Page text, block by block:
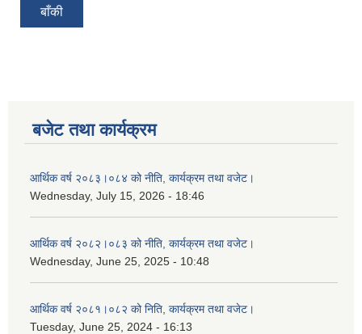
बाँकी
बजेट तथा कार्यक्रम
आर्थिक वर्ष २०८३।०८४ को नीति, कार्यक्रम तथा वजेट।
Wednesday, July 15, 2026 - 18:46
आर्थिक वर्ष २०८२।०८३ को नीति, कार्यक्रम तथा वजेट।
Wednesday, June 25, 2025 - 10:48
आर्थिक वर्ष २०८१।०८२ को निति, कार्यक्रम तथा वजेट।
Tuesday, June 25, 2024 - 16:13